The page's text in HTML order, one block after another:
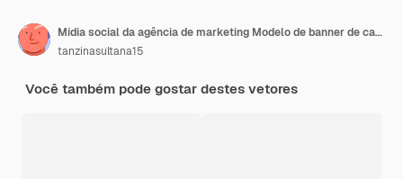
Mídia social da agência de marketing Modelo de banner de capa do Facebook premium Eps
tanzinasultana15
Você também pode gostar destes vetores